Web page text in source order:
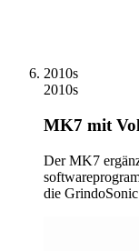
2010s
2010s
MK7 mit
Der MK7
die